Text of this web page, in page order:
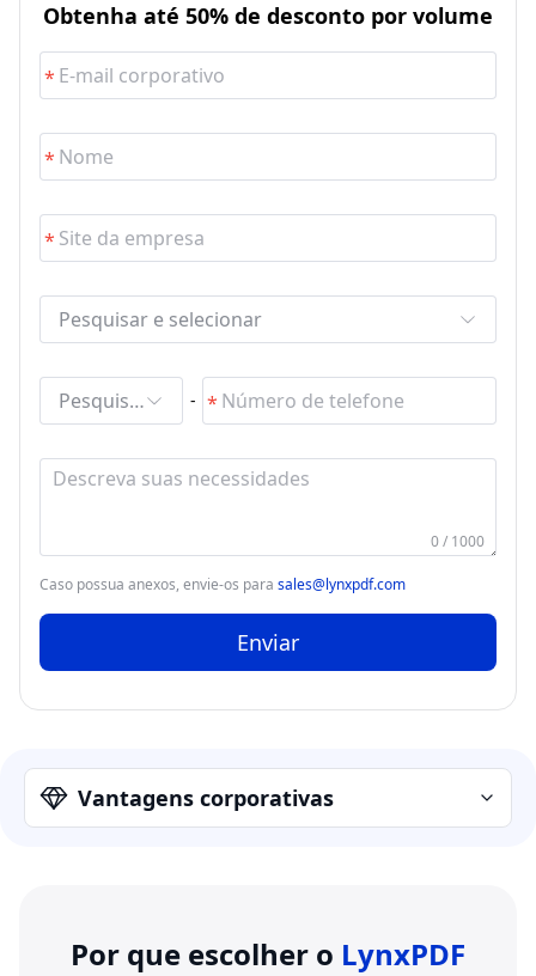
Obtenha até 50% de desconto por volume
Pesquisar e selecionar
Pesquisar e selecionar -
0 / 1000
Caso possua anexos, envie-os para sales@lynxpdf.com
Enviar
Vantagens corporativas
Por que escolher o LynxPDF